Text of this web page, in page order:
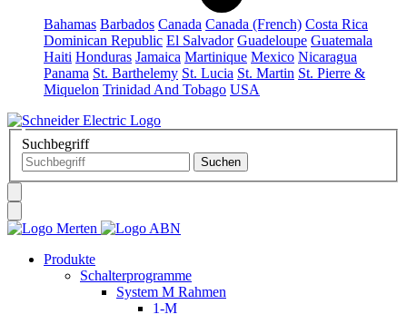
Bahamas Barbados Canada Canada (French) Costa Rica
Dominican Republic El Salvador Guadeloupe Guatemala
Haiti Honduras Jamaica Martinique Mexico Nicaragua
Panama St. Barthelemy St. Lucia St. Martin St. Pierre &
Miquelon Trinidad And Tobago USA
Suchbegriff
Produkte
Schalterprogramme
System M Rahmen
1-M